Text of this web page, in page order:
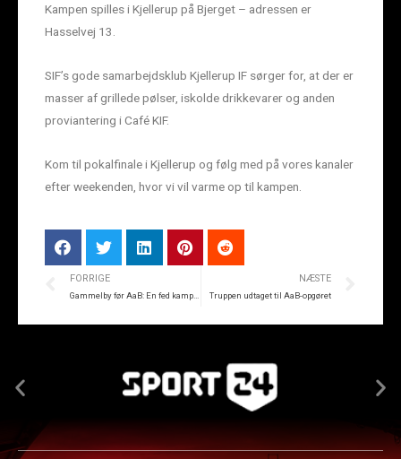
Kampen spilles i Kjellerup på Bjerget – adressen er
Hasselvej 13.
SIF’s gode samarbejdsklub Kjellerup IF sørger for, at der er
masser af grillede pølser, iskolde drikkevarer og anden
proviantering i Café KIF.
Kom til pokalfinale i Kjellerup og følg med på vores kanaler
efter weekenden, hvor vi vil varme op til kampen.
FORRIGE NÆSTE
Truppen udtaget til AaB-opgøret